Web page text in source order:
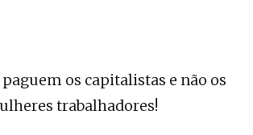
paguem os capitalistas e não os
trabalhadores!